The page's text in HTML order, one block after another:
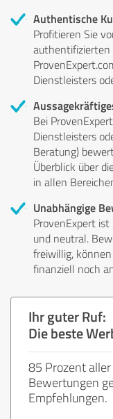
Authentische
Profitieren Sie
authentifizierten
Dienstleisters
Bei
Dienstleisters
Beratung)
Überblick über
in allen
Unabhängige
ProvenExpert
und neutral.
freiwillig,
finanziell noch
Ihr guter Ruf:
Die beste
85 Prozent
Bewertungen
Empfehlungen.